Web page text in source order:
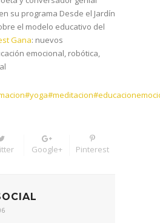
en su programa Desde el Jardín
el modelo educativo del
Gana: nuevos
emocional, robótica,
#yoga#meditacion
Google+ Pinterest